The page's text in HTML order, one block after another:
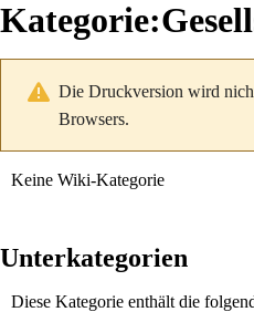
Kategorie:
Die Druckversion wird
Browsers.
Keine Wiki-Kategorie
Unterkategorien
Diese Kategorie enthält die